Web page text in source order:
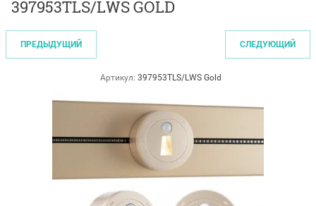
397953TLS/LWS GOLD
ПРЕДЫДУЩИЙ СЛЕДУЮЩИЙ
Артикул: 397953TLS/LWS Gold